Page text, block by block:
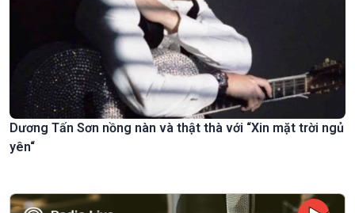
Dương Tấn Sơn nồng nàn và thật thà với “Xin mặt trời ngủ
yên“